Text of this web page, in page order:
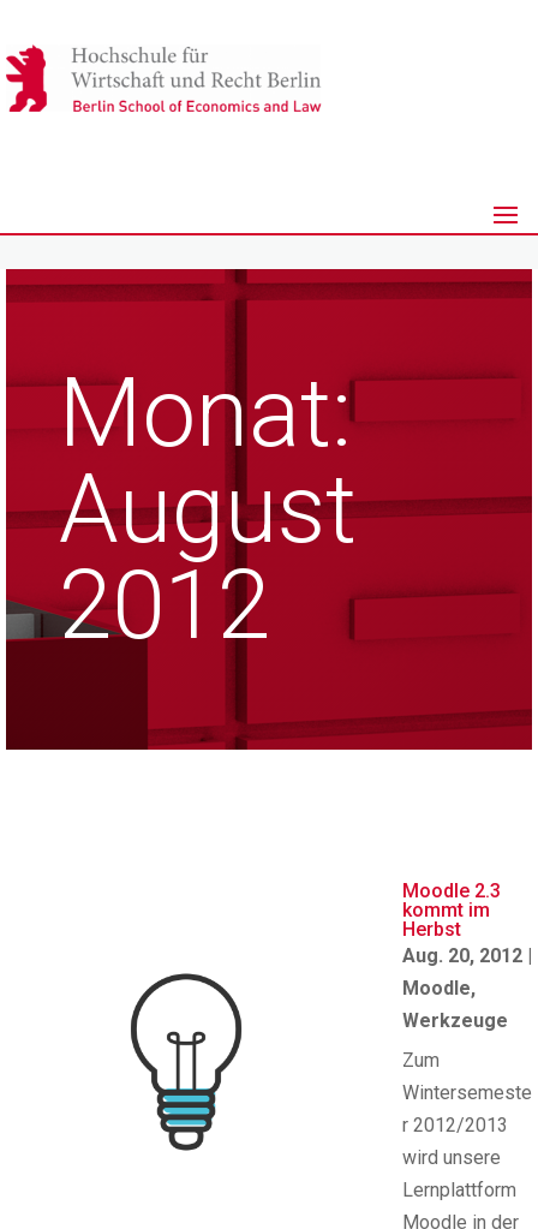
Monat:
August
2012
Moodle 2.3
kommt im
Herbst
Aug. 20, 2012 |
Moodle,
Werkzeuge
Zum
Wintersemeste
r 2012/2013
wird unsere
Lernplattform
Moodle in der